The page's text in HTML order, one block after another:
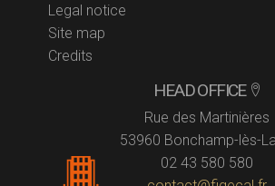
Legal notice
Site map
Credits
HEAD OFFICE
Rue des Martinières
53960 Bonchamp-lès-
02 43 580 580